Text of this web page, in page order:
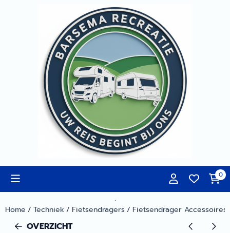
Cookievoorkeuren zijn momenteel gesloten.
0
.
Home / Techniek/ Fietsendragers/ Fietsendrager Accessoires
OVERZICHT